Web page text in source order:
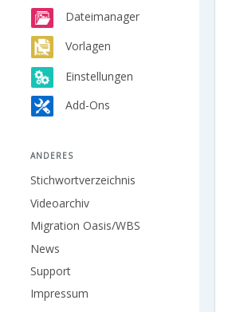
Dateimanager
Vorlagen
Einstellungen
Add-Ons
ANDERES
Stichwortverzeichnis
Videoarchiv
Migration Oasis/WBS
News
Support
Impressum